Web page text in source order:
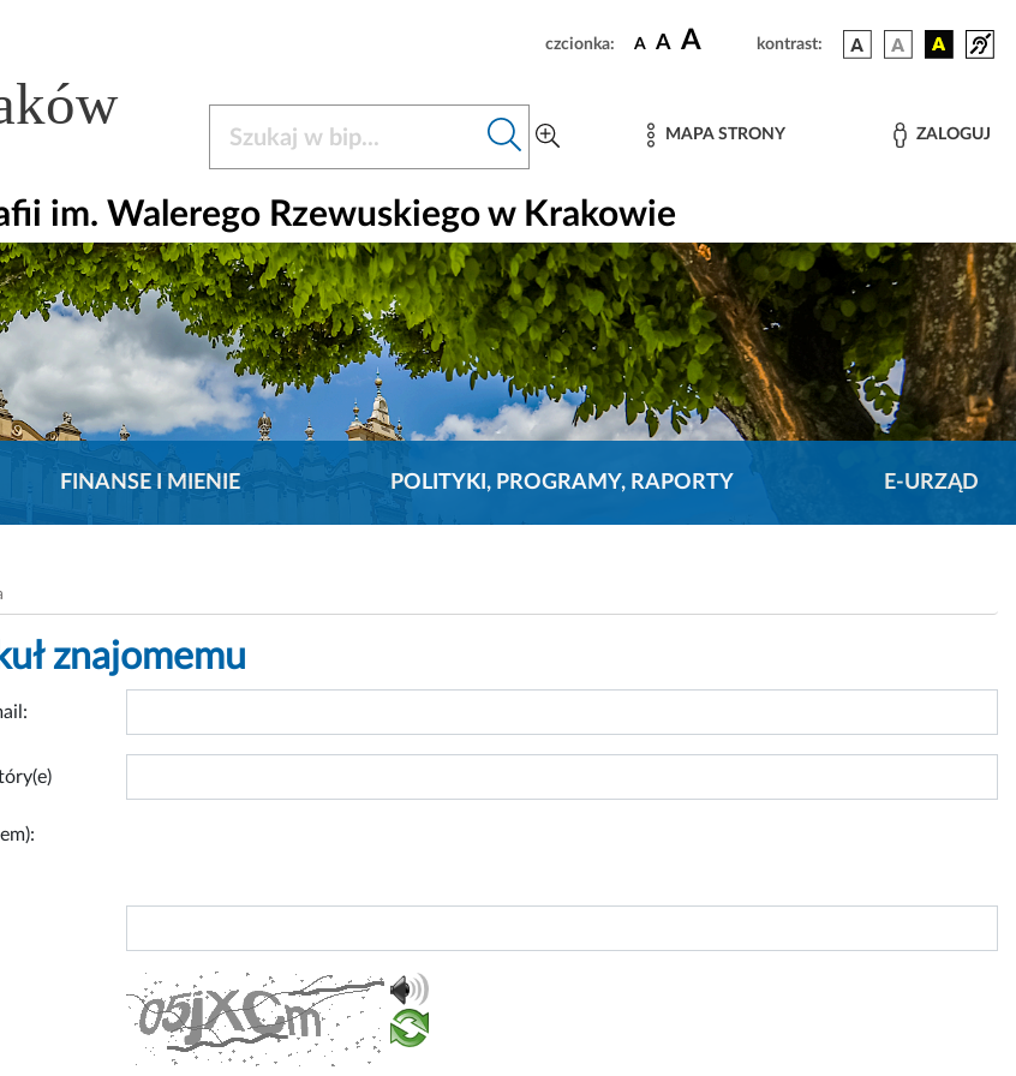
czcionka: A A A kontrast:
MAPA STRONY ZALOGUJ
im. Walerego Rzewuskiego w Krakowie
FINANSE I MIENIE POLITYKI, PROGRAMY, RAPORTY E-URZĄD
znajomemu